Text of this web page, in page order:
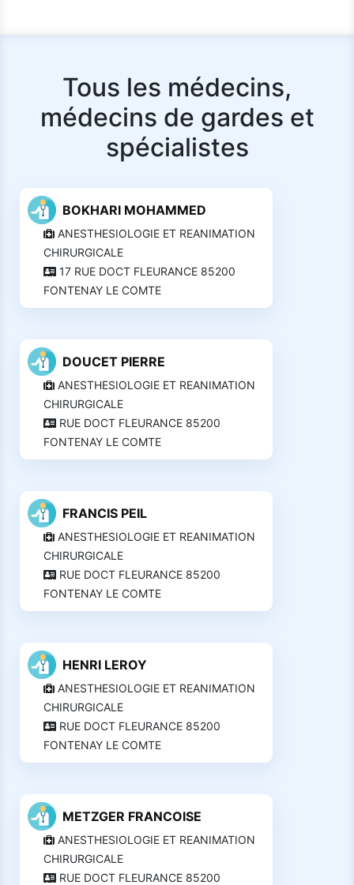
Tous les médecins,
médecins de gardes et
spécialistes
BOKHARI MOHAMMED
ANESTHESIOLOGIE ET REANIMATION
CHIRURGICALE
17 RUE DOCT FLEURANCE 85200
FONTENAY LE COMTE
DOUCET PIERRE
ANESTHESIOLOGIE ET REANIMATION
CHIRURGICALE
RUE DOCT FLEURANCE 85200
FONTENAY LE COMTE
FRANCIS PEIL
ANESTHESIOLOGIE ET REANIMATION
CHIRURGICALE
RUE DOCT FLEURANCE 85200
FONTENAY LE COMTE
HENRI LEROY
ANESTHESIOLOGIE ET REANIMATION
CHIRURGICALE
RUE DOCT FLEURANCE 85200
FONTENAY LE COMTE
METZGER FRANCOISE
ANESTHESIOLOGIE ET REANIMATION
CHIRURGICALE
RUE DOCT FLEURANCE 85200